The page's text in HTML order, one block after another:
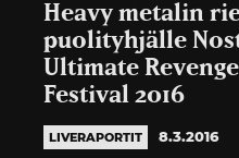
Heavy metalin
puolityhjälle
Ultimate
Festival 2016
LIVERAPORTIT 8.3.2016